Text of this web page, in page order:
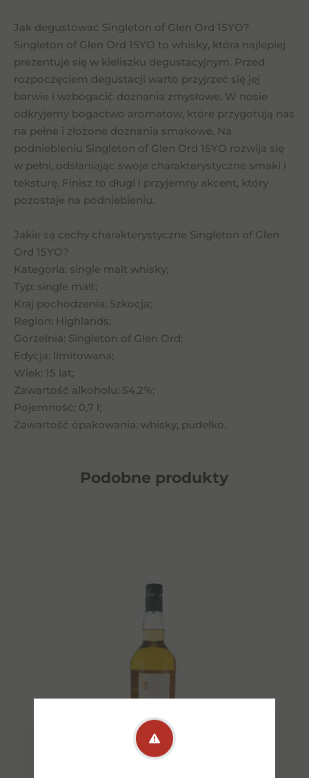
Jak degustować Singleton of Glen Ord 15YO?
Singleton of Glen Ord 15YO to whisky, która najlepiej
prezentuje się w kieliszku degustacyjnym. Przed
rozpoczęciem degustacji warto przyjrzeć się jej
barwie i wzbogacić doznania zmysłowe. W nosie
odkryjemy bogactwo aromatów, które przygotują nas
na pełne i złożone doznania smakowe. Na
podniebieniu Singleton of Glen Ord 15YO rozwija się
w pełni, odsłaniając swoje charakterystyczne smaki i
teksturę. Finisz to długi i przyjemny akcent, który
pozostaje na podniebieniu.
Jakie są cechy charakterystyczne Singleton of Glen
Ord 15YO?
Kategoria: single malt whisky;
Typ: single malt;
Kraj pochodzenia: Szkocja;
Region: Highlands;
Gorzelnia: Singleton of Glen Ord;
Edycja: limitowana;
Wiek: 15 lat;
Zawartość alkoholu: 54,2%;
Pojemność: 0,7 l;
Zawartość opakowania: whisky, pudełko.
Podobne produkty